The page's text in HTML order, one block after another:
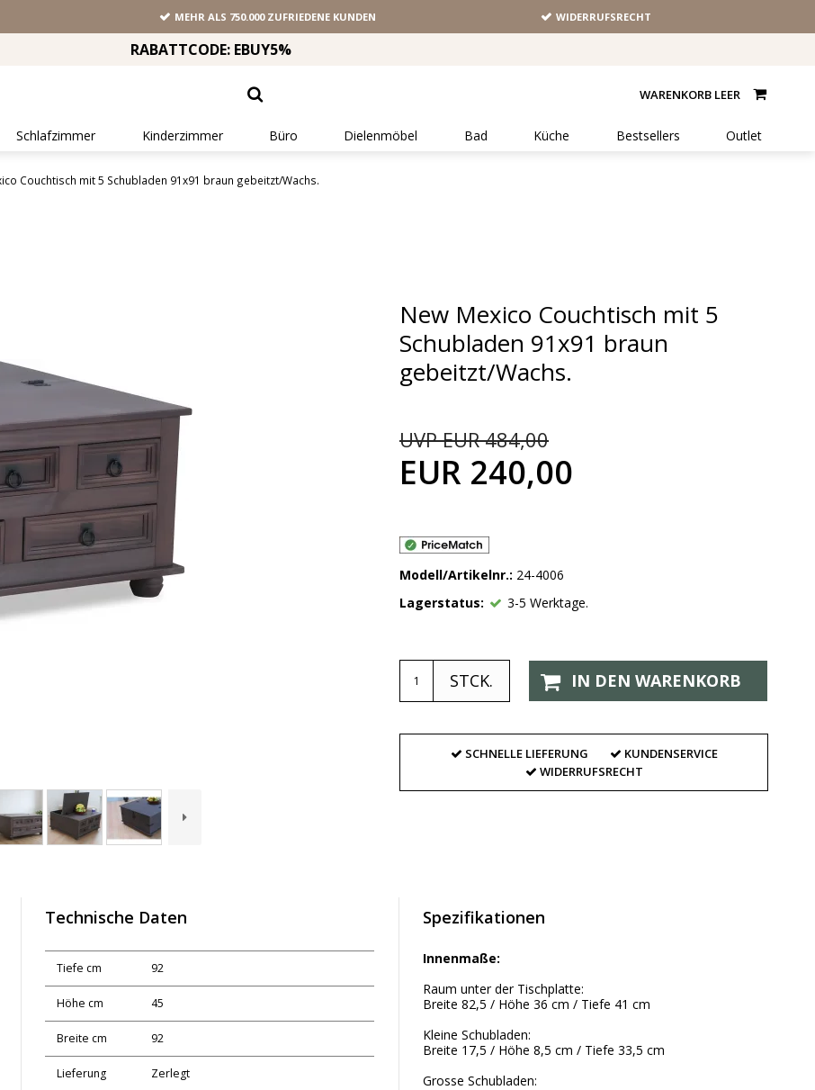
MEHR ALS 750.000 ZUFRIEDENE KUNDEN WIDERRUFSRECHT
RABATTCODE: EBUY5%
WARENKORB LEER
Schlafzimmer Kinderzimmer Büro Dielenmöbel Bad Küche Bestsellers Outlet
Couchtisch mit 5 Schubladen 91x91 braun gebeitzt/Wachs.
New Mexico Couchtisch mit 5
Schubladen 91x91 braun
gebeitzt/Wachs.
EUR 240,00
UVP EUR 484,00
Modell/Artikelnr.: 24-4006
Lagerstatus:
3-5 Werktage.
STCK. IN DEN WARENKORB
SCHNELLE LIEFERUNG
KUNDENSERVICE
WIDERRUFSRECHT
Technische Daten
Tiefe cm 92
Höhe cm 45
Breite cm 92
Lieferung Zerlegt
Spezifikationen
Innenmaße:
Raum unter der Tischplatte:
Breite 82,5 / Höhe 36 cm / Tiefe 41 cm
Kleine Schubladen:
Breite 17,5 / Höhe 8,5 cm / Tiefe 33,5 cm
Grosse Schubladen: